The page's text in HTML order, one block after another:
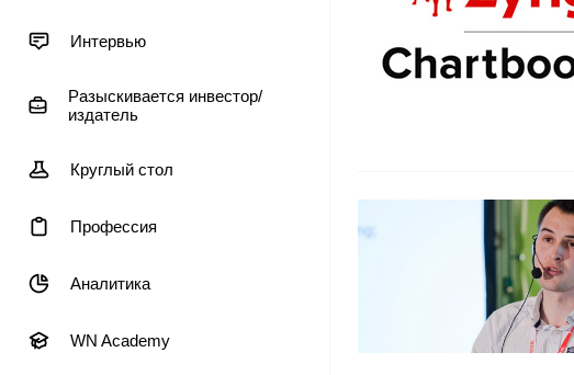
Интервью
Разыскивается инвестор/
издатель
Круглый стол
Профессия
Аналитика
WN Academy